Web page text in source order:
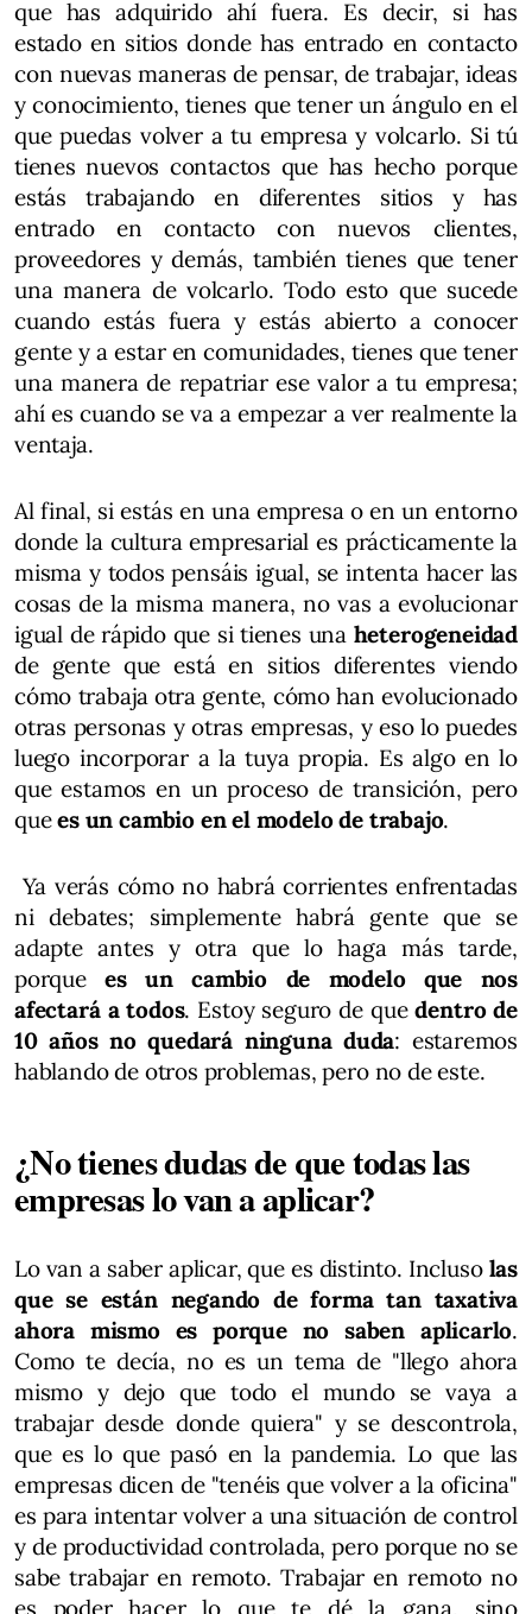
que has adquirido ahí fuera. Es decir, si has
estado en sitios donde has entrado en contacto
con nuevas maneras de pensar, de trabajar, ideas
y conocimiento, tienes que tener un ángulo en el
que puedas volver a tu empresa y volcarlo. Si tú
tienes nuevos contactos que has hecho porque
estás trabajando en diferentes sitios y has
entrado en contacto con nuevos clientes,
proveedores y demás, también tienes que tener
una manera de volcarlo. Todo esto que sucede
cuando estás fuera y estás abierto a conocer
gente y a estar en comunidades, tienes que tener
una manera de repatriar ese valor a tu empresa;
ahí es cuando se va a empezar a ver realmente la
ventaja.
Al final, si estás en una empresa o en un entorno
donde la cultura empresarial es prácticamente la
misma y todos pensáis igual, se intenta hacer las
cosas de la misma manera, no vas a evolucionar
igual de rápido que si tienes unaheterogeneidad
de gente que está en sitios diferentes viendo
cómo trabaja otra gente, cómo han evolucionado
otras personas y otras empresas, y eso lo puedes
luego incorporar a la tuya propia. Es algo en lo
que estamos en un proceso de transición, pero
quees un cambio en el modelo de trabajo.
Ya verás cómo no habrá corrientes enfrentadas
ni debates; simplemente habrá gente que se
adapte antes y otra que lo haga más tarde,
porquees un cambio de modelo que nos
afectará a todos. Estoy seguro de quedentro de
10 años no quedará ninguna duda: estaremos
hablando de otros problemas, pero no de este.
¿No tienes dudas de que todas las
empresas lo van a aplicar?
Lo van a saber aplicar, que es distinto. Incluso las
que se están negando de forma tan taxativa
ahora mismo es porque no saben aplicarlo.
Como te decía, no es un tema de "llego ahora
mismo y dejo que todo el mundo se vaya a
trabajar desde donde quiera" y se descontrola,
que es lo que pasó en la pandemia. Lo que las
empresas dicen de "tenéis que volver a la oficina"
es para intentar volver a una situación de control
y de productividad controlada, pero porque no se
sabe trabajar en remoto. Trabajar en remoto no